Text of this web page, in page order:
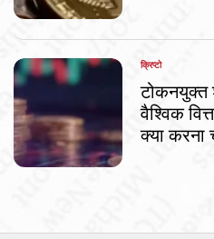
POSTED
IN
क्रिप्टो
वैश्विक
क्या करना